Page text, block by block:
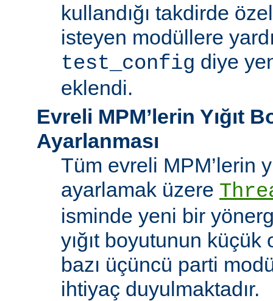
kullandığı takdirde
isteyen modüllere
test_config diye
eklendi.
Evreli MPM’lerin Yığıt
Ayarlanması
Tüm evreli MPM’lerin
ayarlamak üzere
isminde yeni bir
yığıt boyutunun
bazı üçüncü parti
ihtiyaç duyulmaktadır.